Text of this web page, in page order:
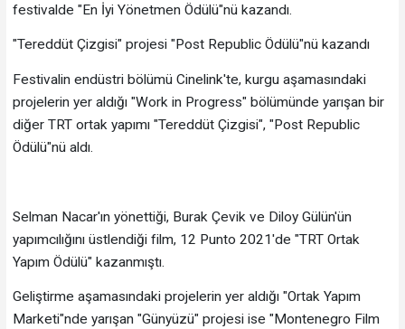
festivalde "En İyi Yönetmen Ödülü"nü kazandı.
"Tereddüt Çizgisi" projesi "Post Republic Ödülü"nü kazandı
Festivalin endüstri bölümü Cinelink'te, kurgu aşamasındaki
projelerin yer aldığı "Work in Progress" bölümünde yarışan bir
diğer TRT ortak yapımı "Tereddüt Çizgisi", "Post Republic
Ödülü"nü aldı.
Selman Nacar'ın yönettiği, Burak Çevik ve Diloy Gülün'ün
yapımcılığını üstlendiği film, 12 Punto 2021'de "TRT Ortak
Yapım Ödülü" kazanmıştı.
Geliştirme aşamasındaki projelerin yer aldığı "Ortak Yapım
Marketi"nde yarışan "Günyüzü" projesi ise "Montenegro Film